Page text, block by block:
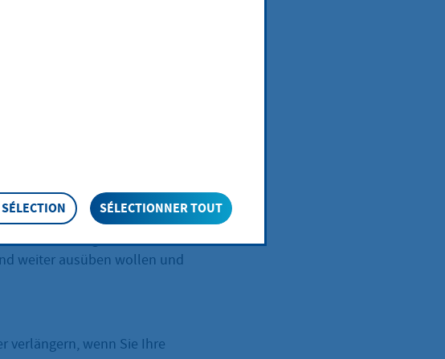
Tätigkeit
weiter ausüben wollen und
verlängern, wenn Sie Ihre
SÉLECTIONNER TOUT